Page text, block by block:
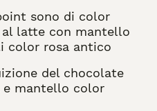
sono di color
latte con mantello
color rosa antico
del chocolate
mantello color